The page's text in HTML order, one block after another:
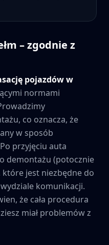
– zgodnie z
pojazdów w
normami
co oznacza, że
w sposób
przyjęciu auta
demontażu (potocznie
które jest niezbędne do
komunikacji.
że cała procedura
miał problemów z